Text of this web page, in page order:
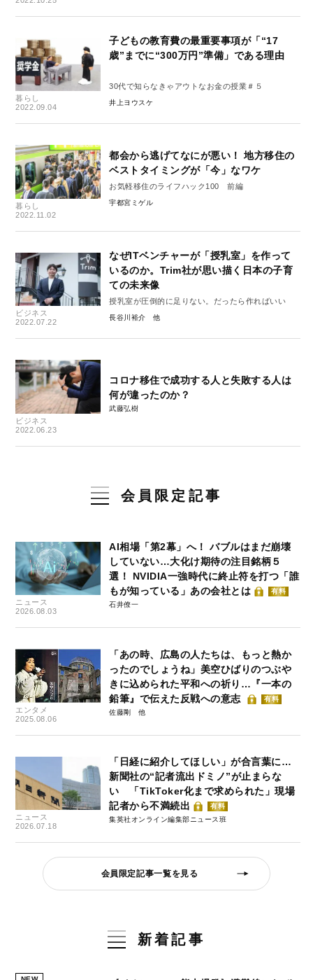
暮らし
2022.09.04
子どもの教育費の最重要事項が「“17
歳”までに“300万円”準備」である理由
30代で知らなきゃアウトなお金の授業＃５
井上ヨウスケ
暮らし
2022.11.02
都会から逃げてなにが悪い！ 地方移住の
ベストタイミングが「今」なワケ
お気軽移住のライフハック100 前編
宇都宮ミゲル
ビジネス
2022.07.22
なぜITベンチャーが「授乳室」を作って
いるのか。Trim社が思い描く日本の子育
ての未来像
授乳室が圧倒的に足りない。だったら作ればいい
長谷川裕介
ビジネス
2022.06.23
コロナ移住で成功する人と失敗する人は
何が違ったのか？
武藤弘樹
会員限定記事
ニュース
2026.08.03
AI相場「第2幕」へ！ バブルはまだ崩壊
していない…大化け期待の注目銘柄５
選！ NVIDIA一強時代に終止符を打つ「誰
もが知っている」あの会社とは
有料
石井僚一
エンタメ
2025.08.06
「あの時、広島の人たちは、もっと熱か
ったのでしょうね」美空ひばりのつぶや
きに込められた平和への祈り…『一本の
鉛筆』で伝えた反戦への意志
有料
佐藤剛
ニュース
2026.07.18
「日経に紹介してほしい」が合言葉に…
新聞社の“記者流出ドミノ”が止まらな
い 「TikToker化まで求められた」現場
記者から不満続出
有料
集英社オンライン編集部ニュース班
会員限定記事一覧を見る
新着記事